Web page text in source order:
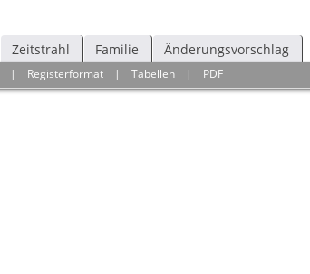
Zeitstrahl Familie Änderungsvorschlag
| Registerformat |Tabellen | PDF